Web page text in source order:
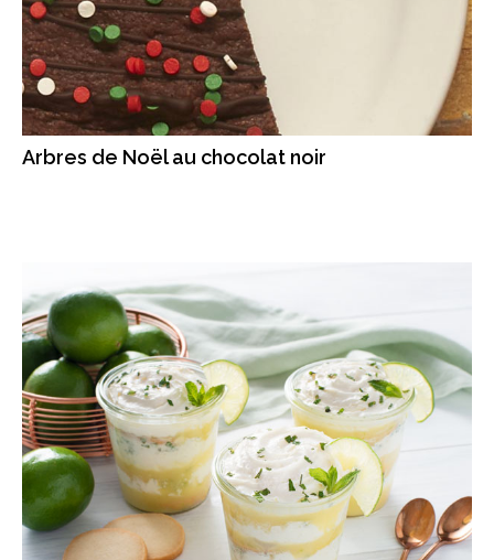
Arbres de Noël au chocolat noir